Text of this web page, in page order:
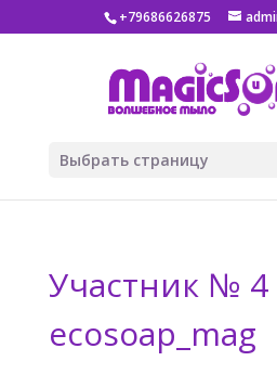
+79686626875
Выбрать страницу
Участник № 4
ecosoap_mag